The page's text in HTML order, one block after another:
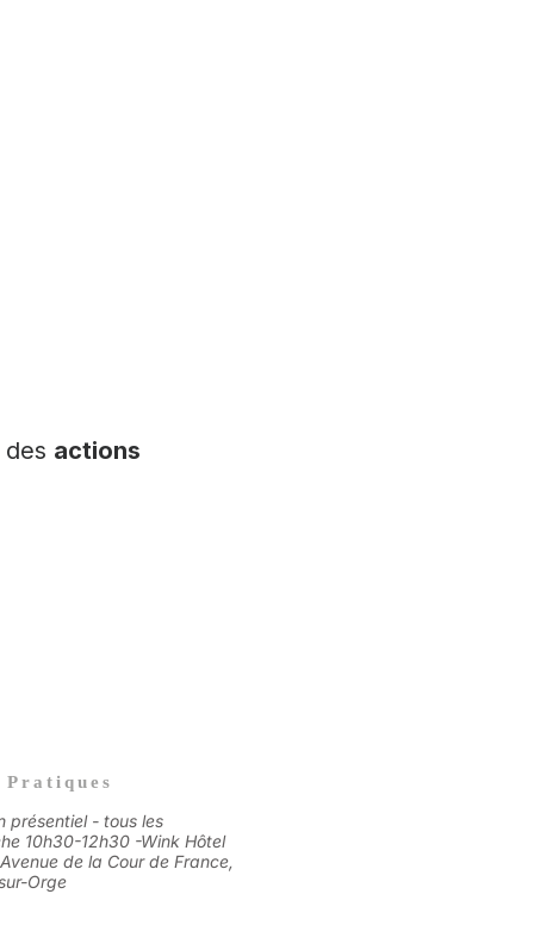
actions
présentiel - tous les
10h30-12h30 -Wink Hôtel
de la Cour de France,
Orge​